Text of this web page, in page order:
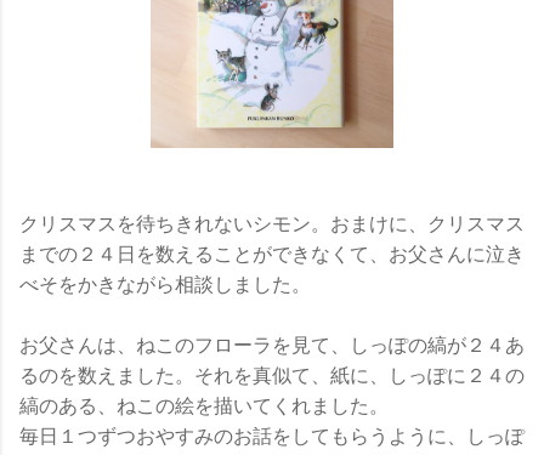
クリスマスを待ちきれないシモン。おまけに、クリスマス
までの２４日を数えることができなくて、お父さんに泣き
べそをかきながら相談しました。
お父さんは、ねこのフローラを見て、しっぽの縞が２４あ
るのを数えました。それを真似て、紙に、しっぽに２４の
縞のある、ねこの絵を描いてくれました。
毎日１つずつおやすみのお話をしてもらうように、しっぽ